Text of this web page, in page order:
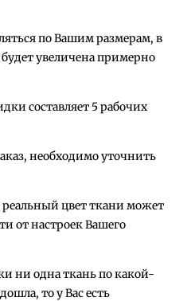
по Вашим размерам, в
увеличена примерно
составляет 5 рабочих
необходимо уточнить
цвет ткани может
от настроек Вашего
ни одна ткань по какой-
то у Вас есть